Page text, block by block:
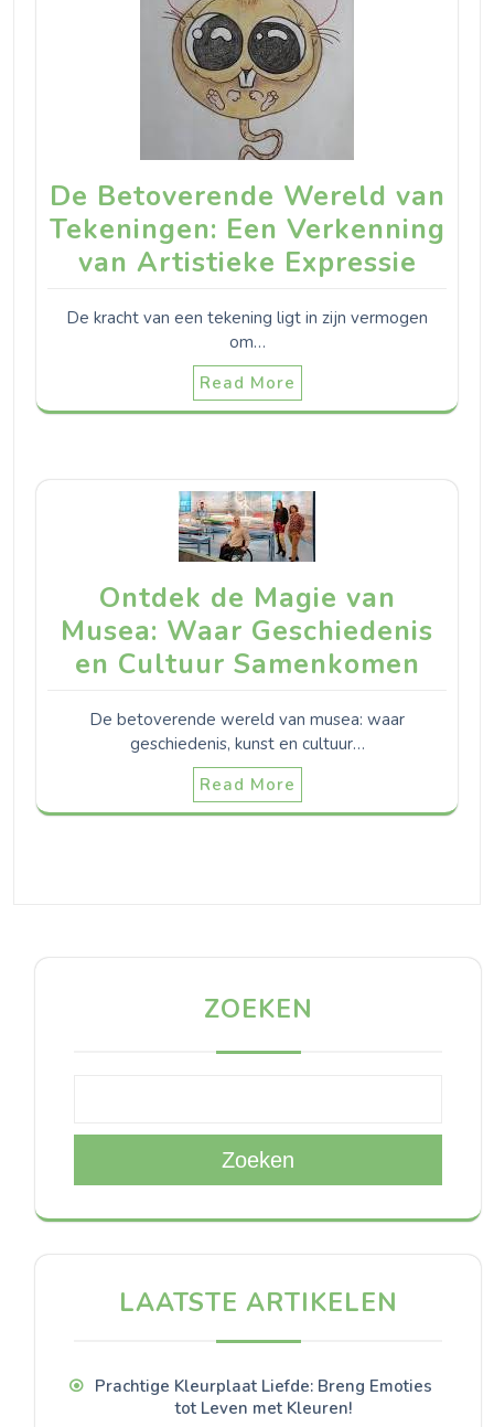
De Betoverende Wereld van
Tekeningen: Een Verkenning
van Artistieke Expressie
De kracht van een tekening ligt in zijn vermogen
om…
Read More
Ontdek de Magie van
Musea: Waar Geschiedenis
en Cultuur Samenkomen
De betoverende wereld van musea: waar
geschiedenis, kunst en cultuur…
Read More
ZOEKEN
Zoeken
LAATSTE ARTIKELEN
Prachtige Kleurplaat Liefde: Breng Emoties
tot Leven met Kleuren!